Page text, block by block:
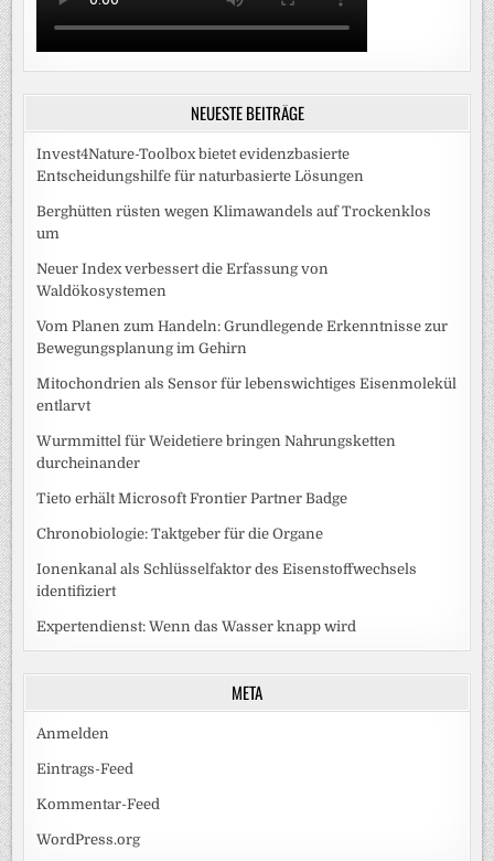
NEUESTE BEITRÄGE
Invest4Nature-Toolbox bietet evidenzbasierte
Entscheidungshilfe für naturbasierte Lösungen
Berghütten rüsten wegen Klimawandels auf Trockenklos
um
Neuer Index verbessert die Erfassung von
Waldökosystemen
Vom Planen zum Handeln: Grundlegende Erkenntnisse zur
Bewegungsplanung im Gehirn
Mitochondrien als Sensor für lebenswichtiges Eisenmolekül
entlarvt
Wurmmittel für Weidetiere bringen Nahrungsketten
durcheinander
Tieto erhält Microsoft Frontier Partner Badge
Chronobiologie: Taktgeber für die Organe
Ionenkanal als Schlüsselfaktor des Eisenstoffwechsels
identifiziert
Expertendienst: Wenn das Wasser knapp wird
META
Anmelden
Eintrags-Feed
Kommentar-Feed
WordPress.org